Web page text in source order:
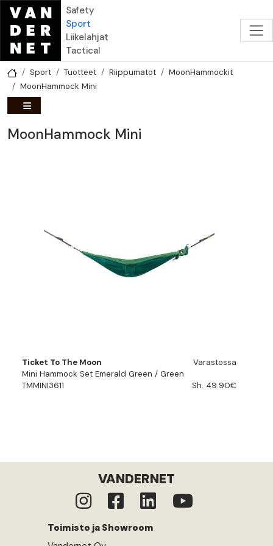
Hyppää pääsisältöön
Safety
Sport
Liikelahjat
Tactical
Sport Tuotteet Riippumatot
MoonHammockit
MoonHammock Mini
MoonHammock Mini
Ticket To The Moon
Varastossa
Mini Hammock Set Emerald Green / Green
TMMINI3611
Sh. 49.90€
VANDERNET
Toimisto ja Showroom